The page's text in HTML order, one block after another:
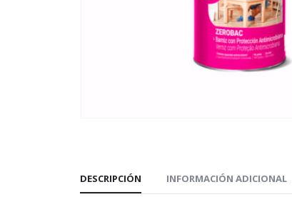
DESCRIPCIÓN INFORMACIÓN ADICIONAL